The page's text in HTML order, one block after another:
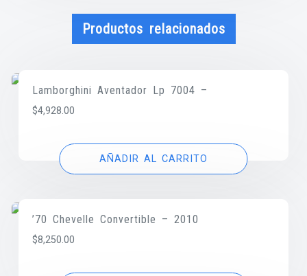
Productos relacionados
Lamborghini Aventador Lp 7004 –
$4,928.00
AÑADIR AL CARRITO
’70 Chevelle Convertible – 2010
$8,250.00